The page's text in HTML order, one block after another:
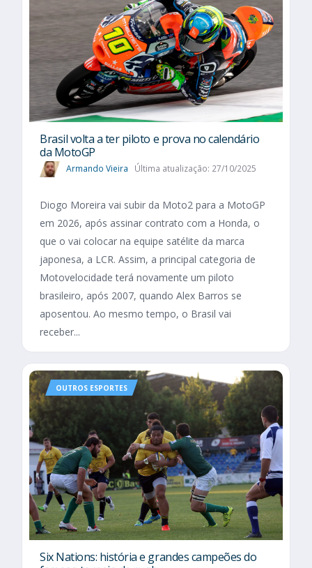
Brasil volta a ter piloto e prova no calendário
da MotoGP
Armando Vieira Última atualização: 27/10/2025
Diogo Moreira vai subir da Moto2 para a MotoGP
em 2026, após assinar contrato com a Honda, o
que o vai colocar na equipe satélite da marca
japonesa, a LCR. Assim, a principal categoria de
Motovelocidade terá novamente um piloto
brasileiro, após 2007, quando Alex Barros se
aposentou. Ao mesmo tempo, o Brasil vai
receber...
OUTROS ESPORTES
Six Nations​: história e grandes campeões do